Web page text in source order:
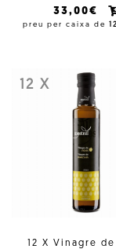
33,00€
preu per caixa de
12 X
12 X Vinagre de